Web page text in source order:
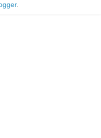
.